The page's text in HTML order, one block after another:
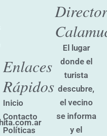
Enlaces
Rápidos
Inicio
Contacto
Políticas
El lugar
donde el
turista
descubre,
el vecino
se informa
y el